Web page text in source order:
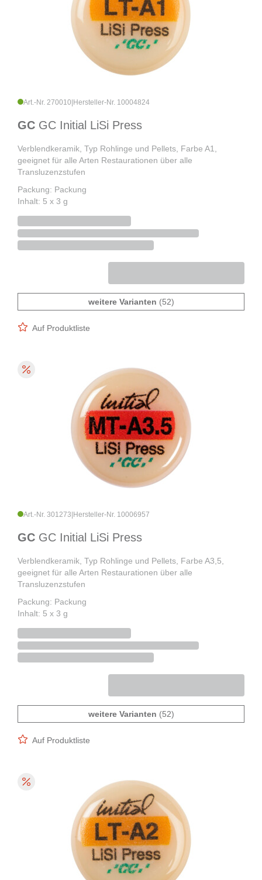
Art.-Nr. 270010 Hersteller-Nr. 10004824
GC GC Initial LiSi Press
Verblendkeramik, Typ Rohlinge und Pellets, Farbe A1,
geeignet für alle Arten Restaurationen über alle
Transluzenzstufen
Packung: Packung
Inhalt: 5 x 3 g
weitere Varianten (52)
Auf Produktliste
Art.-Nr. 301273 Hersteller-Nr. 10006957
GC GC Initial LiSi Press
Verblendkeramik, Typ Rohlinge und Pellets, Farbe A3,5,
geeignet für alle Arten Restaurationen über alle
Transluzenzstufen
Packung: Packung
Inhalt: 5 x 3 g
weitere Varianten (52)
Auf Produktliste